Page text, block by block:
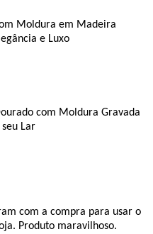
Moldura em Madeira
e Luxo
com Moldura Gravada
Lar
com a compra para usar o
Produto maravilhoso.